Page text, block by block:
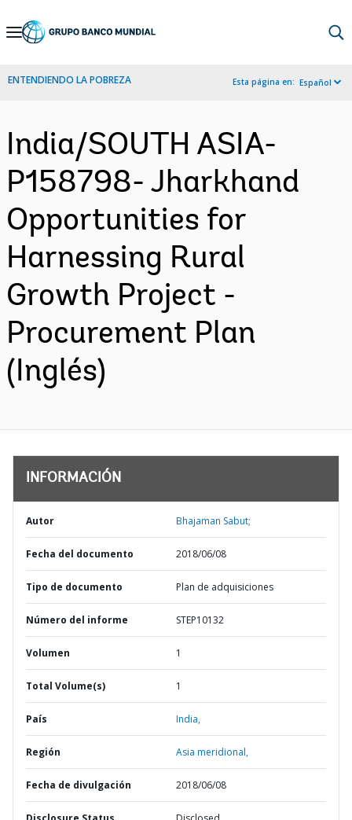
Skip
Navigation
ENTENDIENDO LA POBREZA Esta página en: Español
India/SOUTH ASIA-
P158798- Jharkhand
Opportunities for
Harnessing Rural
Growth Project -
Procurement Plan
(Inglés)
INFORMACIÓN
Autor Bhajaman Sabut;
Fecha del documento 2018/06/08
Tipo de documento Plan de adquisiciones
Número del informe STEP10132
Volumen 1
Total Volume(s) 1
País India,
Región Asia meridional,
Fecha de divulgación 2018/06/08